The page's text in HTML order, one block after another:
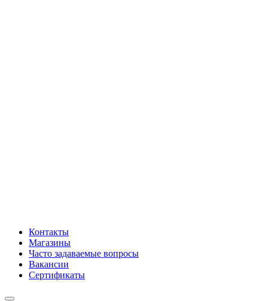
Контакты
Магазины
Часто задаваемые вопросы
Вакансии
Сертификаты